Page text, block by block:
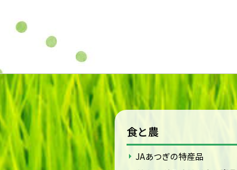
食と農
JAあつぎの特産品